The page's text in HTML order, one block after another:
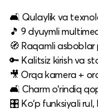
🛋 Qulaylik va
🎵 9 dyuymli
🧭 Raqamli asboblar
🔑 Kalitsiz kirish va
🎥 Orqa kamera +
🛋 Charm o‘rindiq
🎛 Ko‘p funksiyali